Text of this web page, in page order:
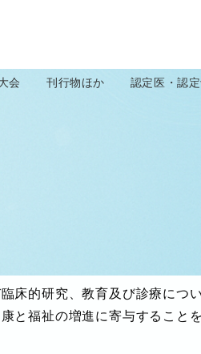
会 刊行物ほか 認定医・認
床的研究、教育及び診療につ
福祉の増進に寄与すること